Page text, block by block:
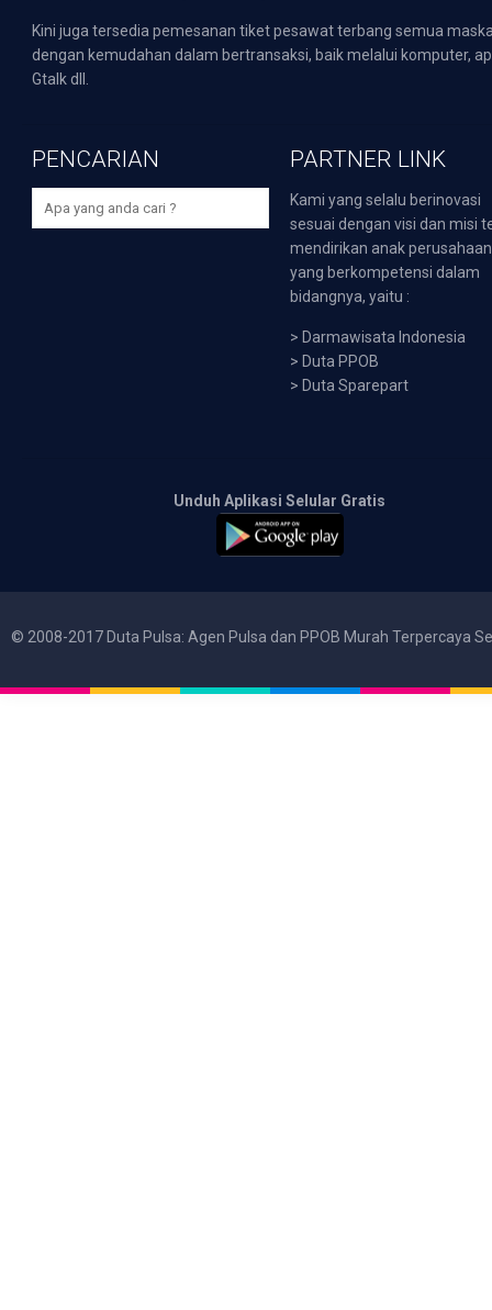
Kini juga tersedia pemesanan tiket pesawat terbang semua
dengan kemudahan dalam bertransaksi, baik melalui komputer,
Gtalk dll.
PENCARIAN PARTNER LINK
Kami yang selalu berinovasi
sesuai dengan visi dan misi
mendirikan anak perusahaan
yang berkompetensi dalam
bidangnya, yaitu :
> Darmawisata Indonesia
> Duta PPOB
> Duta Sparepart
Unduh Aplikasi Selular Gratis
© 2008-2017 Duta Pulsa: Agen Pulsa dan PPOB Murah Terpercaya